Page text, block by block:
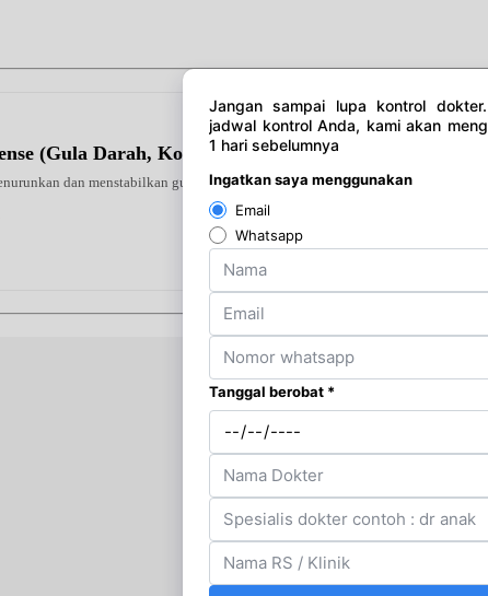
(Gula Darah, Kolesterol & Asam Urat)
dan menstabilkan gula darah tinggi. Diformulasikan khusus guna